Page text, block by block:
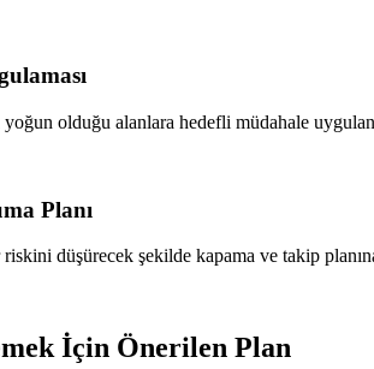
olduğu alanlara hedefli müdahale
Planı
düşürecek şekilde kapama ve takip
İçin Önerilen Plan